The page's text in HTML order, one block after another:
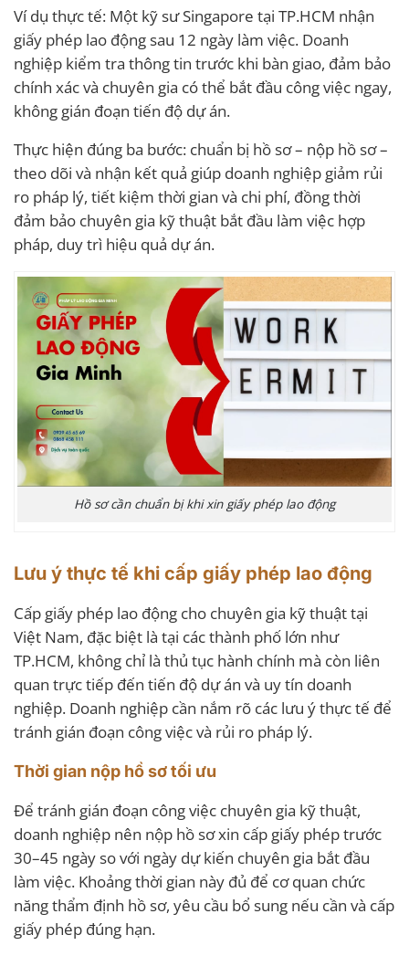
Ví dụ thực tế: Một kỹ sư Singapore tại TP.HCM nhận
giấy phép lao động sau 12 ngày làm việc. Doanh
nghiệp kiểm tra thông tin trước khi bàn giao, đảm bảo
chính xác và chuyên gia có thể bắt đầu công việc ngay,
không gián đoạn tiến độ dự án.
Thực hiện đúng ba bước: chuẩn bị hồ sơ – nộp hồ sơ –
theo dõi và nhận kết quả giúp doanh nghiệp giảm rủi
ro pháp lý, tiết kiệm thời gian và chi phí, đồng thời
đảm bảo chuyên gia kỹ thuật bắt đầu làm việc hợp
pháp, duy trì hiệu quả dự án.
Hồ sơ cần chuẩn bị khi xin giấy phép lao động
Lưu ý thực tế khi cấp giấy phép lao động
Cấp giấy phép lao động cho chuyên gia kỹ thuật tại
Việt Nam, đặc biệt là tại các thành phố lớn như
TP.HCM, không chỉ là thủ tục hành chính mà còn liên
quan trực tiếp đến tiến độ dự án và uy tín doanh
nghiệp. Doanh nghiệp cần nắm rõ các lưu ý thực tế để
tránh gián đoạn công việc và rủi ro pháp lý.
Thời gian nộp hồ sơ tối ưu
Để tránh gián đoạn công việc chuyên gia kỹ thuật,
doanh nghiệp nên nộp hồ sơ xin cấp giấy phép trước
30–45 ngày so với ngày dự kiến chuyên gia bắt đầu
làm việc. Khoảng thời gian này đủ để cơ quan chức
năng thẩm định hồ sơ, yêu cầu bổ sung nếu cần và cấp
giấy phép đúng hạn.